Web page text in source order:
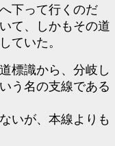
下って行くのだ
て、しかもその道
ていた。
標識から、分岐し
う名の支線である
いが、本線よりも